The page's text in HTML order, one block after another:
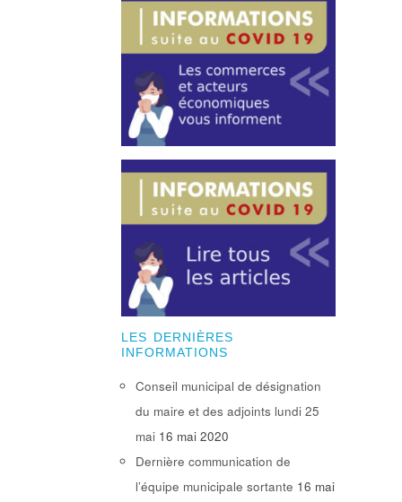
LES DERNIÈRES
INFORMATIONS
Conseil municipal de désignation
du maire et des adjoints lundi 25
mai 16 mai 2020
Dernière communication de
l’équipe municipale sortante 16 mai